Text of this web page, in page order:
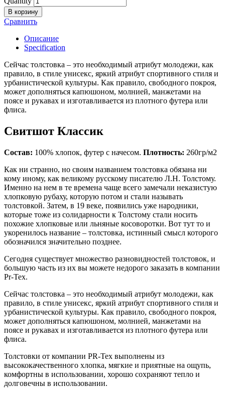
В корзину
Сравнить
Описание
Specification
Сейчас толстовка – это необходимый атрибут молодежи, как
правило, в стиле унисекс, яркий атрибут спортивного стиля и
урбанистической культуры. Как правило, свободного покроя,
может дополняться капюшоном, молнией, манжетами на
поясе и рукавах и изготавливается из плотного футера или
флиса.
Свитшот Классик
Состав: 100% хлопок, футер с начесом. Плотность: 260гр/м2
Как ни странно, но своим названием толстовка обязана ни
кому иному, как великому русскому писателю Л.Н. Толстому.
Именно на нем в те времена чаще всего замечали неказистую
хлопковую рубаху, которую потом и стали называть
толстовкой. Затем, в 19 веке, появились уже народники,
которые тоже из солидарности к Толстому стали носить
похожие хлопковые или льняные косоворотки. Вот тут то и
укоренилось название – толстовка, истинный смысл которого
обозначился значительно позднее.
Сегодня существует множество разновидностей толстовок, и
большую часть из их вы можете недорого заказать в компании
Pr-Tex.
Сейчас толстовка – это необходимый атрибут молодежи, как
правило, в стиле унисекс, яркий атрибут спортивного стиля и
урбанистической культуры. Как правило, свободного покроя,
может дополняться капюшоном, молнией, манжетами на
поясе и рукавах и изготавливается из плотного футера или
флиса.
Толстовки от компании PR-Tex выполнены из
высококачественного хлопка, мягкие и приятные на ощупь,
комфортны в использовании, хорошо сохраняют тепло и
долговечны в использовании.